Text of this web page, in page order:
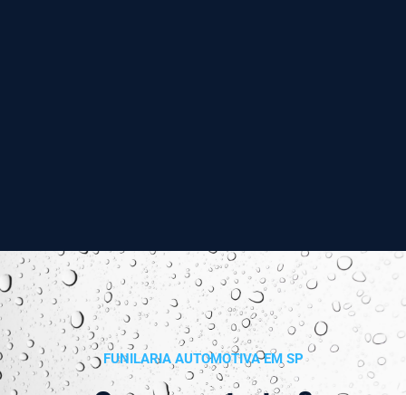
FUNILARIA AUTOMOTIVA EM SP